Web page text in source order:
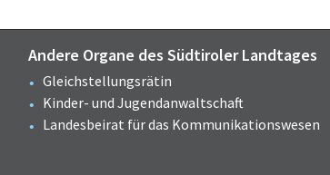
Andere Organe des Südtiroler Landtages
Gleichstellungsrätin
Kinder- und Jugendanwaltschaft
Landesbeirat für das Kommunikationswesen